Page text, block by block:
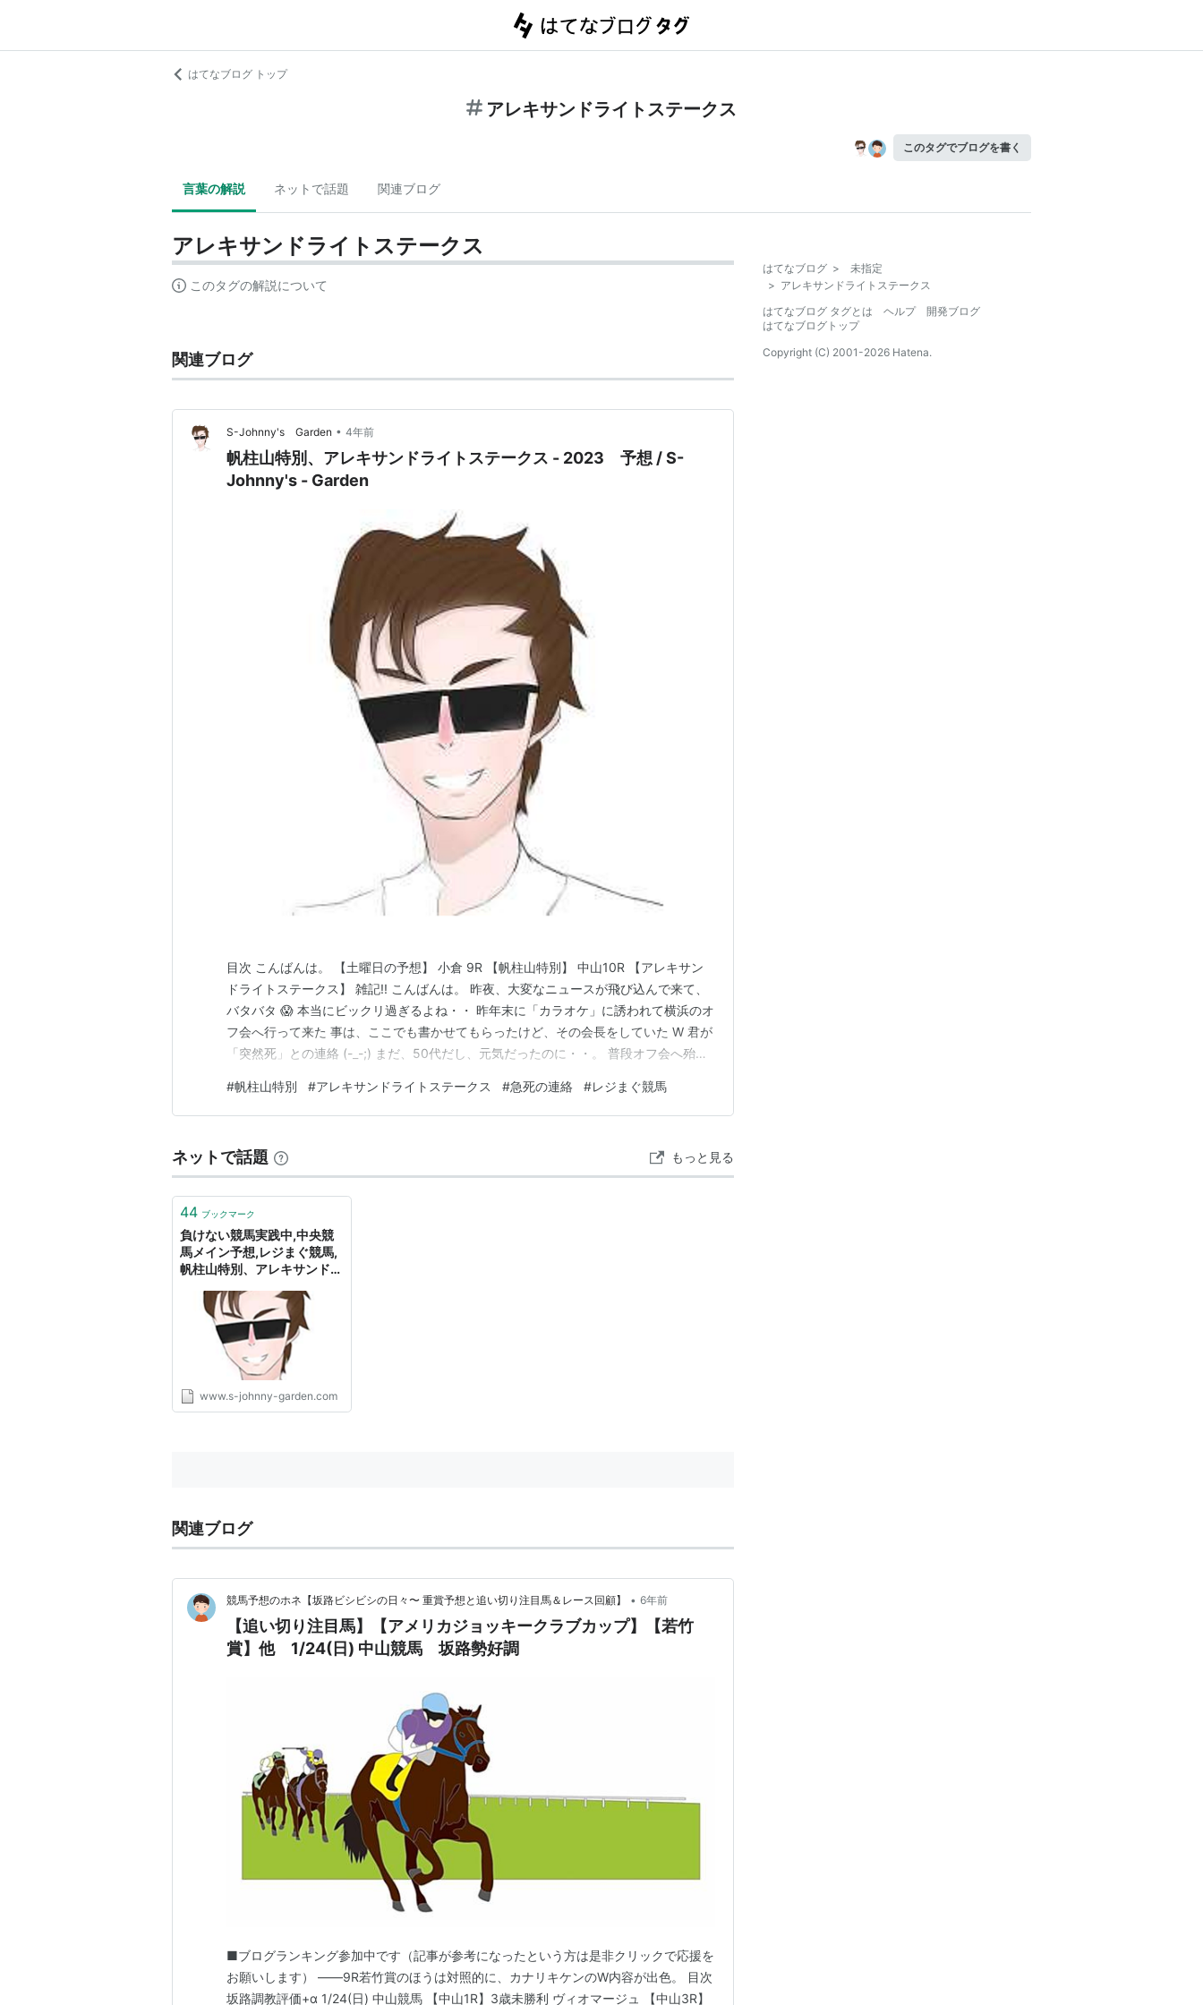
はてなブログ トップ
アレキサンドライトステークス
このタグでブログを書く
言葉の解説 ネットで話題 関連ブログ
アレキサンドライトステークス
このタグの解説について
関連ブログ
S-Johnny's Garden • 4年前
帆柱山特別、アレキサンドライトステークス - 2023 予想 / S-
Johnny's - Garden
目次 こんばんは。 【土曜日の予想】 小倉 9R 【帆柱山特別】 中山10R 【アレキサン
ドライトステークス】 雑記!! こんばんは。 昨夜、大変なニュースが飛び込んで来て、
バタバタ 😱 本当にビックリ過ぎるよね・・ 昨年末に「カラオケ」に誘われて横浜のオ
フ会へ行って来た 事は、ここでも書かせてもらったけど、その会長をしていた W 君が
「突然死」との連絡 (-_-;) まだ、50代だし、元気だったのに・・。 普段オフ会へ殆ど
Johnny さんも死なないでねっての来てたよね (;^_^A 文面は別として、あんなに元気だ
っ…
#帆柱山特別 #アレキサンドライトステークス #急死の連絡 #レジまぐ競馬
ネットで話題 もっと見る
44 ブックマーク
負けない競馬実践中,中央競
馬メイン予想,レジまぐ競馬,
帆柱山特別、アレキサンドラ
想 - S-Johnny's Garden
www.s-johnny-garden.com
関連ブログ
競馬予想のホネ【坂路ビシビシの日々〜 重賞予想と追い切り注目馬＆レース回顧】 • 6年前
【追い切り注目馬】【アメリカジョッキークラブカップ】【若竹
賞】他 1/24(日) 中山競馬 坂路勢好調
■ブログランキング参加中です（記事が参考になったという方は是非クリックで応援を
お願いします） ――9R若竹賞のほうは対照的に、カナリキケンのW内容が出色。 目次
坂路調教評価+α 1/24(日) 中山競馬 【中山1R】3歳未勝利 ヴィオマージュ 【中山3R】
はてなブログ >
未指定
> アレキサンドライトステークス
はてなブログ タグとは
ヘルプ
開発ブログ
はてなブログトップ
Copyright (C) 2001-2026 Hatena.